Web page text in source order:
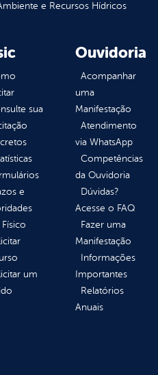
e Recursos Hídricos
sua
e
Físico
um
Ouvidoria
Acompanhar
uma
Manifestação
Atendimento
via WhatsApp
Competências
da Ouvidoria
Dúvidas?
Acesse o FAQ
Fazer uma
Manifestação
Informações
Importantes
Relatórios
Anuais